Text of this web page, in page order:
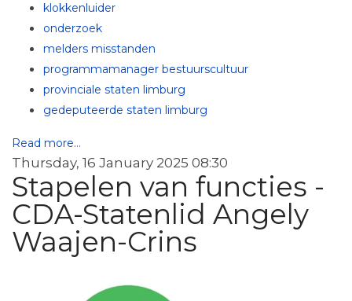
klokkenluider
onderzoek
melders misstanden
programmamanager bestuurscultuur
provinciale staten limburg
gedeputeerde staten limburg
Read more...
Thursday, 16 January 2025 08:30
Stapelen van functies -
CDA-Statenlid Angely
Waajen-Crins